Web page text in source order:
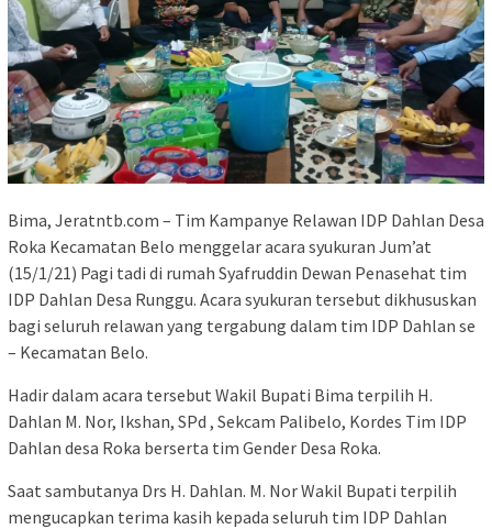
Bima, Jeratntb.com – Tim Kampanye Relawan IDP Dahlan Desa
Roka Kecamatan Belo menggelar acara syukuran Jum’at
(15/1/21) Pagi tadi di rumah Syafruddin Dewan Penasehat tim
IDP Dahlan Desa Runggu. Acara syukuran tersebut dikhususkan
bagi seluruh relawan yang tergabung dalam tim IDP Dahlan se
– Kecamatan Belo.
Hadir dalam acara tersebut Wakil Bupati Bima terpilih H.
Dahlan M. Nor, Ikshan, SPd , Sekcam Palibelo, Kordes Tim IDP
Dahlan desa Roka berserta tim Gender Desa Roka.
Saat sambutanya Drs H. Dahlan. M. Nor Wakil Bupati terpilih
mengucapkan terima kasih kepada seluruh tim IDP Dahlan